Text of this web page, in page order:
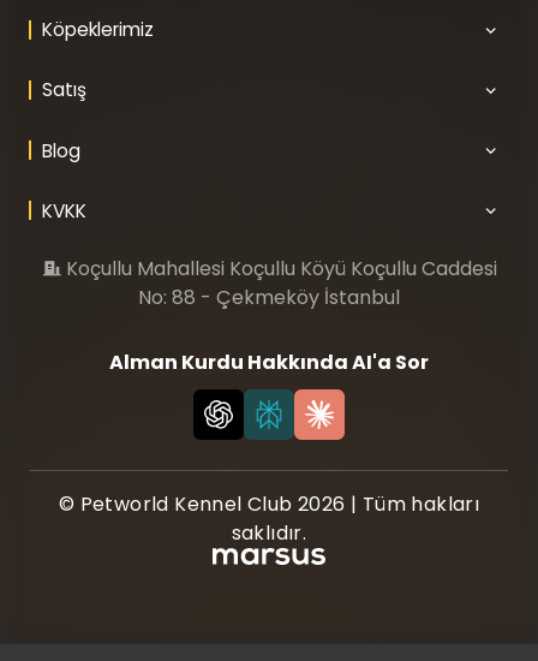
Köpeklerimiz
Satış
Blog
KVKK
Koçullu Mahallesi Koçullu Köyü Koçullu Caddesi
No: 88 - Çekmeköy İstanbul
Alman Kurdu Hakkında AI'a Sor
© Petworld Kennel Club 2026 | Tüm hakları
saklıdır.